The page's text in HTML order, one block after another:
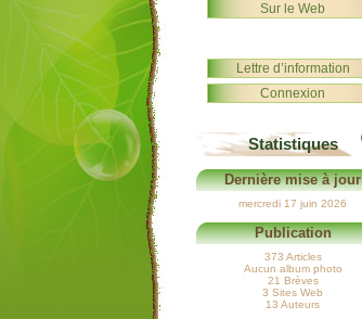
Sur le Web
Lettre d’information
Connexion
Statistiques
Dernière mise à jour
mercredi 17 juin 2026
Publication
373 Articles
Aucun album photo
21 Brèves
3 Sites Web
13 Auteurs